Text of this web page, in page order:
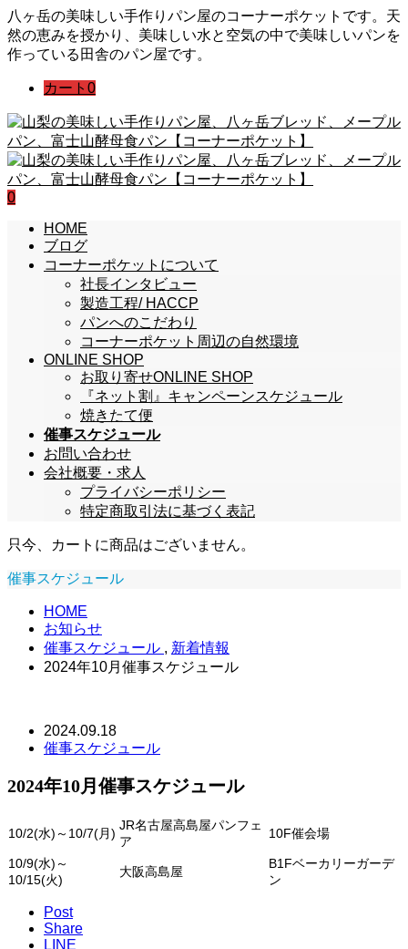
八ヶ岳の美味しい手作りパン屋のコーナーポケットです。天
然の恵みを授かり、美味しい水と空気の中で美味しいパンを
作っている田舎のパン屋です。
カート 0
0
HOME
ブログ
コーナーポケットについて
社長インタビュー
製造工程/ HACCP
パンへのこだわり
コーナーポケット周辺の自然環境
ONLINE SHOP
お取り寄せONLINE SHOP
『ネット割』キャンペーンスケジュール
焼きたて便
催事スケジュール
お問い合わせ
会社概要・求人
プライバシーポリシー
特定商取引法に基づく表記
只今、カートに商品はございません。
催事スケジュール
HOME
お知らせ
催事スケジュール , 新着情報
2024年10月催事スケジュール
2024.09.18
催事スケジュール
2024年10月催事スケジュール
10/2(水)～10/7(月)
JR名古屋高島屋パンフェ
ア
10F催会場
10/9(水)～
10/15(火)
大阪高島屋
B1Fベーカリーガーデ
ン
Post
Share
LINE